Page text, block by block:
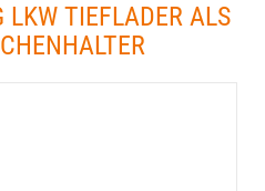
LKW TIEFLADER ALS